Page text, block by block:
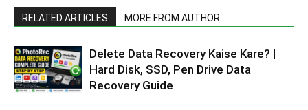
RELATED ARTICLES MORE FROM AUTHOR
Delete Data Recovery Kaise Kare? |
Hard Disk, SSD, Pen Drive Data
Recovery Guide